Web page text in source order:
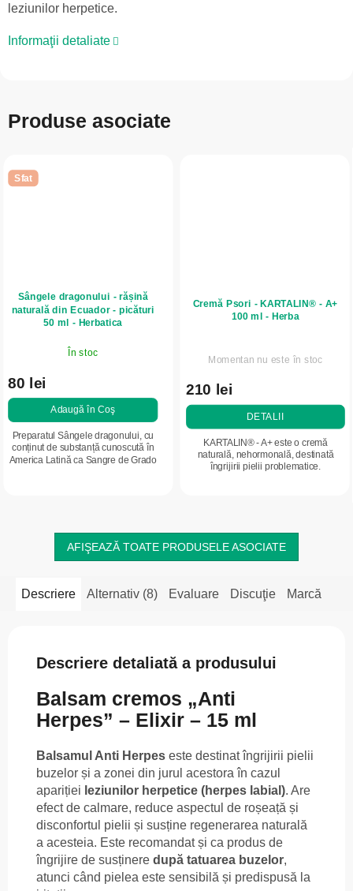
leziunilor herpetice.
Informaţii detaliate
Produse asociate
Sfat
Sângele dragonului - rășină
naturală din Ecuador - picături
50 ml - Herbatica
În stoc
80 lei
Adaugă în Coş
Preparatul Sângele dragonului, cu
conținut de substanță cunoscută în
America Latină ca Sangre de Grado
Cremă Psori - KARTALIN® - A+
100 ml - Herba
Momentan nu este în stoc
210 lei
DETALII
KARTALIN® - A+ este o cremă
naturală, nehormonală, destinată
îngrijirii pielii problematice.
AFIŞEAZĂ TOATE PRODUSELE ASOCIATE
Descriere Alternativ (8) Evaluare Discuţie Marcă
Descriere detaliată a produsului
Balsam cremos „Anti
Herpes” – Elixir – 15 ml
Balsamul Anti Herpes este destinat îngrijirii pielii
buzelor și a zonei din jurul acestora în cazul
apariției leziunilor herpetice (herpes labial). Are
efect de calmare, reduce aspectul de roșeață și
disconfortul pielii și susține regenerarea naturală
a acesteia. Este recomandat și ca produs de
îngrijire de susținere după tatuarea buzelor,
atunci când pielea este sensibilă și predispusă la